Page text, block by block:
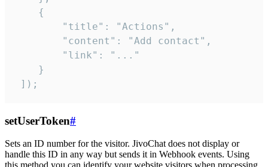
    {
        "title": "Actions",
        "content": "Add contact",
        "link": "..."
    }
]);
setUserToken#
Sets an ID number for the visitor. JivoChat does not display or
handle this ID in any way but sends it in Webhook events. Using